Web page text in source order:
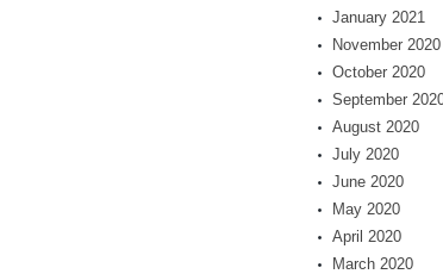
January 2021
November 2020
October 2020
September
August 2020
July 2020
June 2020
May 2020
April 2020
March 2020